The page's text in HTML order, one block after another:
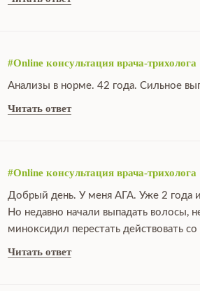
#Online консультация врача-трихолога
Анализы в норме. 42 года. Сильное
Читать ответ
#Online консультация врача-трихолога
Добрый день. У меня АГА. Уже 2 года
Но недавно начали выпадать волосы,
миноксидил перестать действовать
Читать ответ